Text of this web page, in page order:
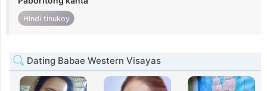
Hindi tinukoy
Dating Babae Western Visayas